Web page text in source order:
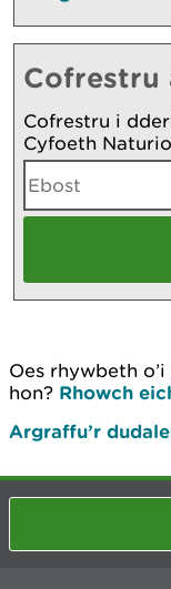
Cofrestru
Cofrestru i
Cyfoeth
Oes rhywbeth
hon? Rhowch
Argraffu’r